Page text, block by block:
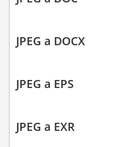
JPEG a DOCX
JPEG a EPS
JPEG a EXR